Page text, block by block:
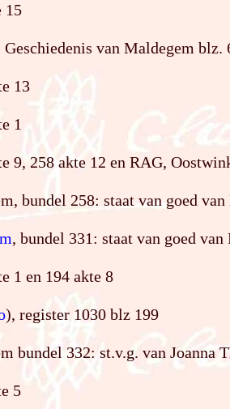
15
van Maldegem blz.
13
1
9, 258 akte 12 en RAG,
bundel 258: staat van goed
, bundel 331: staat van goed
1 en 194 akte 8
), register 1030 blz 199
bundel 332: st.v.g. van Joanna
5